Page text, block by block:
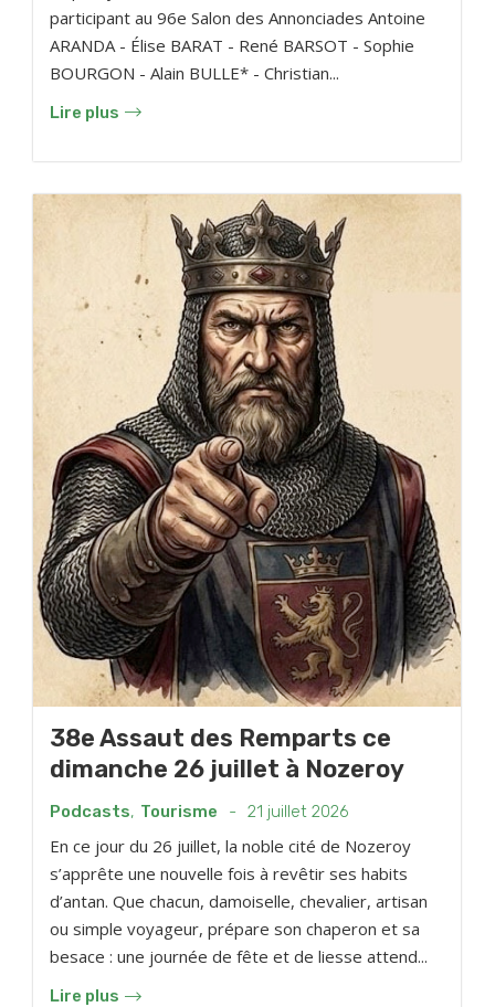
participant au 96e Salon des Annonciades Antoine
ARANDA - Élise BARAT - René BARSOT - Sophie
BOURGON - Alain BULLE* - Christian...
Lire plus
38e Assaut des Remparts ce
dimanche 26 juillet à Nozeroy
Podcasts, Tourisme - 21 juillet 2026
En ce jour du 26 juillet, la noble cité de Nozeroy
s’apprête une nouvelle fois à revêtir ses habits
d’antan. Que chacun, damoiselle, chevalier, artisan
ou simple voyageur, prépare son chaperon et sa
besace : une journée de fête et de liesse attend...
Lire plus